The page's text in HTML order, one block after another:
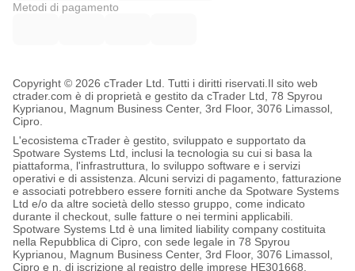
Metodi di pagamento
Copyright © 2026 cTrader Ltd. Tutti i diritti riservati. Il sito web
ctrader.com è di proprietà e gestito da cTrader Ltd, 78 Spyrou
Kyprianou, Magnum Business Center, 3rd Floor, 3076 Limassol,
Cipro.
L'ecosistema cTrader è gestito, sviluppato e supportato da
Spotware Systems Ltd, inclusi la tecnologia su cui si basa la
piattaforma, l'infrastruttura, lo sviluppo software e i servizi
operativi e di assistenza. Alcuni servizi di pagamento, fatturazione
e associati potrebbero essere forniti anche da Spotware Systems
Ltd e/o da altre società dello stesso gruppo, come indicato
durante il checkout, sulle fatture o nei termini applicabili.
Spotware Systems Ltd è una limited liability company costituita
nella Repubblica di Cipro, con sede legale in 78 Spyrou
Kyprianou, Magnum Business Center, 3rd Floor, 3076 Limassol,
Cipro e n. di iscrizione al registro delle imprese HE301668.